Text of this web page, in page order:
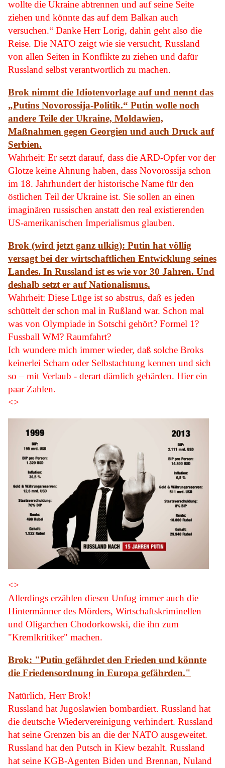
wollte die Ukraine abtrennen und auf seine Seite
ziehen und könnte das auf dem Balkan auch
versuchen.“ Danke Herr Lorig, dahin geht also die
Reise. Die NATO zeigt wie sie versucht, Russland
von allen Seiten in Konflikte zu ziehen und dafür
Russland selbst verantwortlich zu machen.
Brok nimmt die Idiotenvorlage auf und nennt das
„Putins Novorossija-Politik.“ Putin wolle noch
andere Teile der Ukraine, Moldawien,
Maßnahmen gegen Georgien und auch Druck auf
Serbien.
Wahrheit: Er setzt darauf, dass die ARD-Opfer vor der
Glotze keine Ahnung haben, dass Novorossija schon
im 18. Jahrhundert der historische Name für den
östlichen Teil der Ukraine ist. Sie sollen an einen
imaginären russischen anstatt den real existierenden
US-amerikanischen Imperialismus glauben.
Brok (wird jetzt ganz ulkig): Putin hat völlig
versagt bei der wirtschaftlichen Entwicklung seines
Landes. In Russland ist es wie vor 30 Jahren. Und
deshalb setzt er auf Nationalismus.
Wahrheit: Diese Lüge ist so abstrus, daß es jeden
schüttelt der schon mal in Rußland war. Schon mal
was von Olympiade in Sotschi gehört? Formel 1?
Fussball WM? Raumfahrt?
Ich wundere mich immer wieder, daß solche Broks
keinerlei Scham oder Selbstachtung kennen und sich
so – mit Verlaub - derart dämlich gebärden. Hier ein
paar Zahlen.
<>
<>
Allerdings erzählen diesen Unfug immer auch die
Hintermänner des Mörders, Wirtschaftskriminellen
und Oligarchen Chodorkowski, die ihn zum
"Kremlkritiker" machen.
Brok: "Putin gefährdet den Frieden und könnte
die Friedensordnung in Europa gefährden."
Natürlich, Herr Brok!
Russland hat Jugoslawien bombardiert. Russland hat
die deutsche Wiedervereinigung verhindert. Russland
hat seine Grenzen bis an die der NATO ausgeweitet.
Russland hat den Putsch in Kiew bezahlt. Russland
hat seine KGB-Agenten Biden und Brennan, Nuland